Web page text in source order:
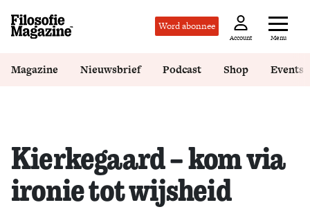
Word abonnee
Account Menu
Magazine Nieuwsbrief Podcast Shop Events
Kierkegaard – kom via
ironie tot wijsheid